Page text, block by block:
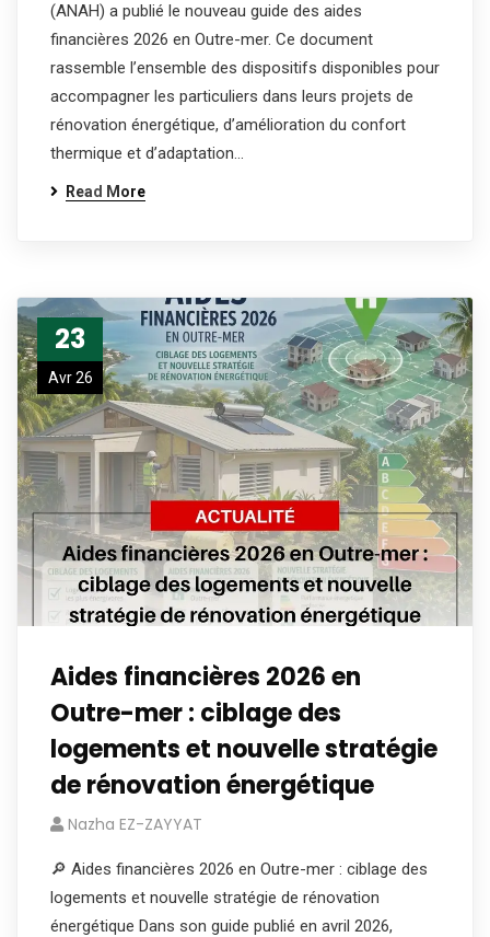
(ANAH) a publié le nouveau guide des aides
financières 2026 en Outre-mer. Ce document
rassemble l’ensemble des dispositifs disponibles pour
accompagner les particuliers dans leurs projets de
rénovation énergétique, d’amélioration du confort
thermique et d’adaptation…
Read More
23
Avr 26
Aides financières 2026 en
Outre-mer : ciblage des
logements et nouvelle stratégie
de rénovation énergétique
Nazha EZ-ZAYYAT
🔎 Aides financières 2026 en Outre-mer : ciblage des
logements et nouvelle stratégie de rénovation
énergétique Dans son guide publié en avril 2026,